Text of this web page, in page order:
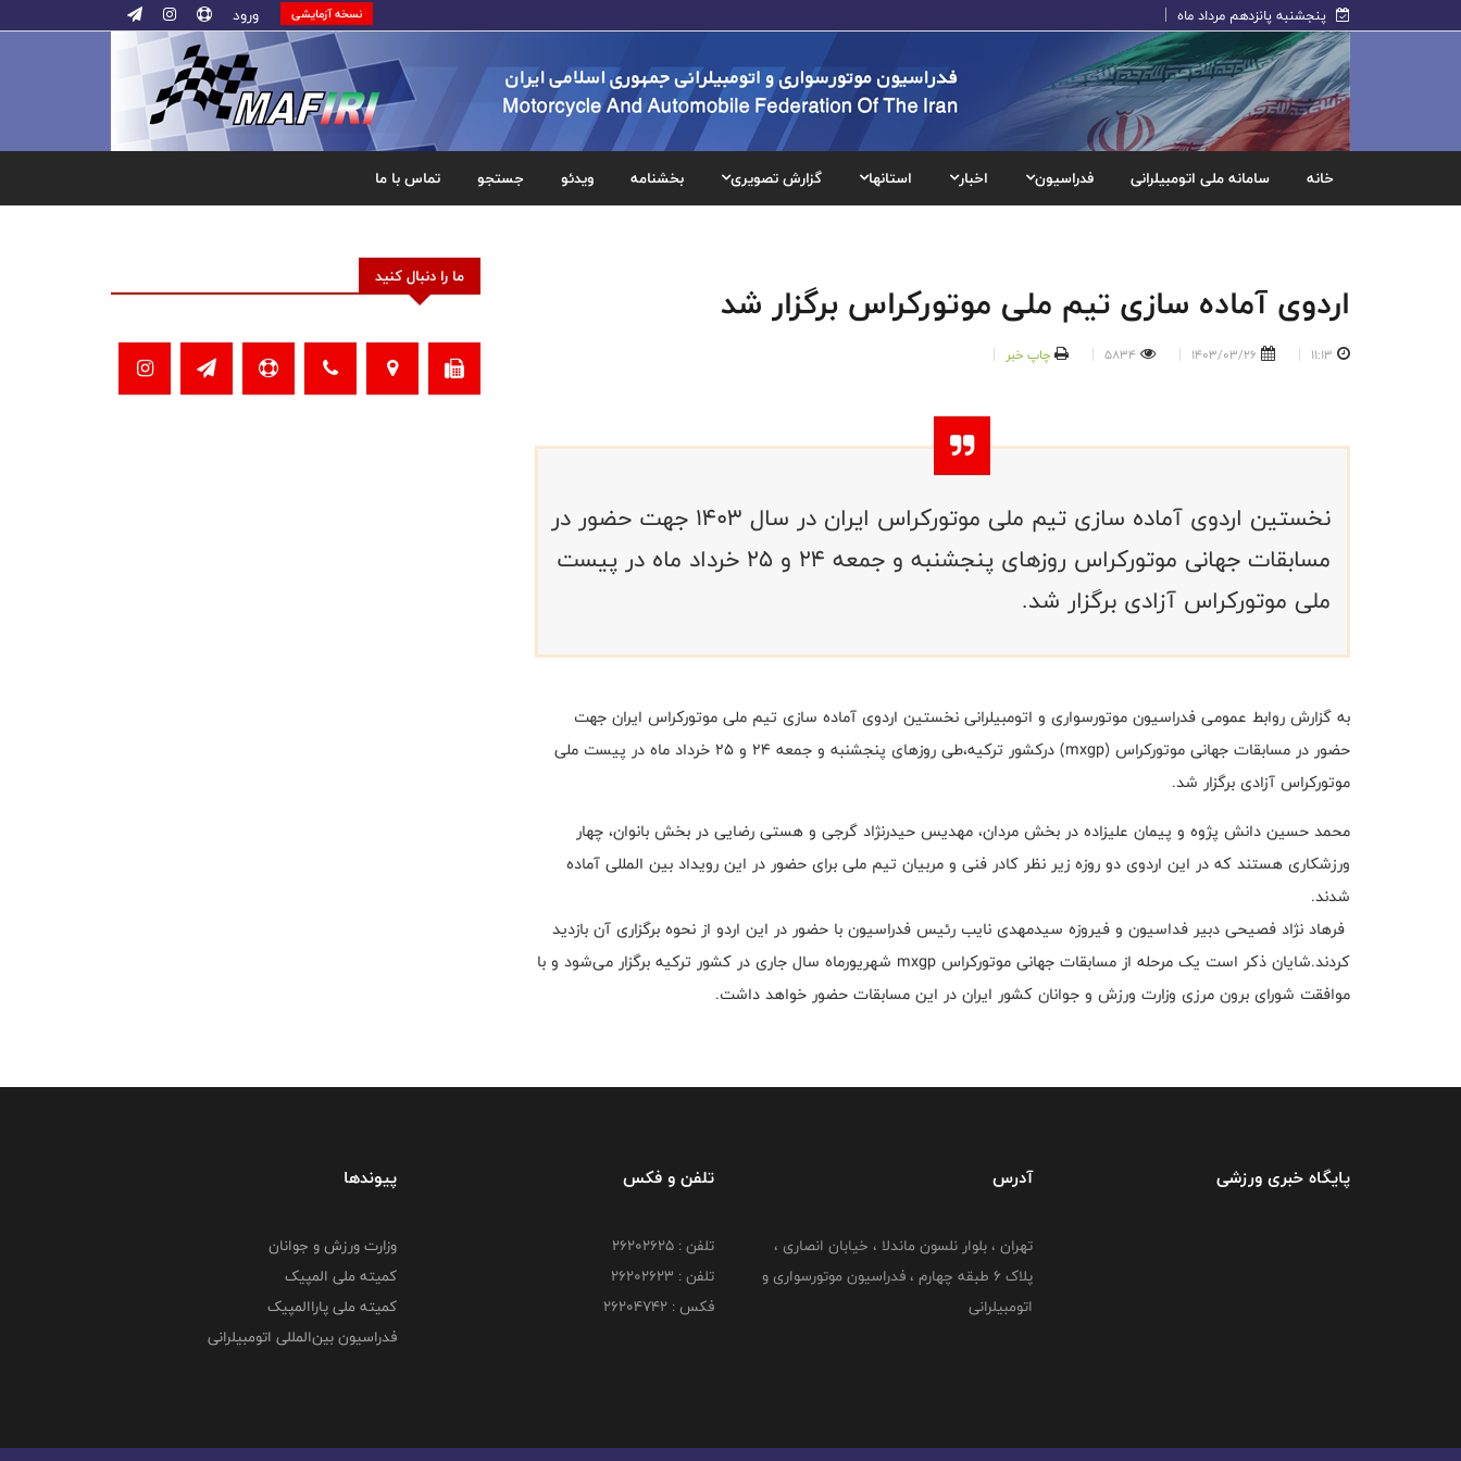
پنجشنبه پانزدهم مرداد ماه نسخه آزمایشی ورود
خانه سامانه ملی اتومبیلرانی فدراسیون اخبار استانها گزارش تصویری بخشنامه ویدئو جستجو تماس با ما
اردوی آماده سازی تیم ملی موتورکراس برگزار شد
11:13
1403/03/26
5834 چاپ خبر
نخستین اردوی آماده سازی تیم ملی موتورکراس ایران در سال 1403 جهت حضور در
مسابقات جهانی موتورکراس روزهای پنجشنبه و جمعه ۲۴ و ۲۵ خرداد ماه در پیست
ملی موتورکراس آزادی برگزار شد.
به گزارش روابط عمومی فدراسیون موتورسواری و اتومبیلرانی نخستین اردوی آماده سازی تیم ملی موتورکراس ایران جهت
حضور در مسابقات جهانی موتورکراس (mxgp) درکشور ترکیه،طی روزهای پنجشنبه و جمعه ۲۴ و ۲۵ خرداد ماه در پیست ملی
موتورکراس آزادی برگزار شد.
محمد حسین دانش پژوه و پیمان علیزاده در بخش مردان، مهدیس حیدرنژاد گرجی و هستی رضایی در بخش بانوان، چهار
ورزشکاری هستند که در این اردوی دو روزه زیر نظر کادر فنی و مربیان تیم ملی برای حضور در این رویداد بین المللی آماده
شدند.
فرهاد نژاد فصیحی دبیر فداسیون و فیروزه سیدمهدی نایب رئیس فدراسیون با حضور در این اردو از نحوه برگزاری آن بازدید
کردند.شایان ذکر است یک مرحله از مسابقات جهانی موتورکراس mxgp شهریورماه سال جاری در کشور ترکیه برگزار می‌شود و با
موافقت شورای برون مرزی وزارت ورزش و جوانان کشور ایران در این مسابقات حضور خواهد داشت.
ما را دنبال کنید
پایگاه خبری ورزشی آدرس
تهران ، بلوار نلسون ماندلا ، خیابان انصاری ،
پلاک ۶ طبقه چهارم ، فدراسیون موتورسواری و
اتومبیلرانی
تلفن و فکس
تلفن : ۲۶۲۰۲۶۲۵
تلفن : ۲۶۲۰۲۶۲۳
فکس : ۲۶۲۰۴۷۴۲
پیوندها
وزارت ورزش و جوانان
کمیته ملی المپیک
کمیته ملی پاراالمپیک
فدراسیون بین‌المللی اتومبیلرانی